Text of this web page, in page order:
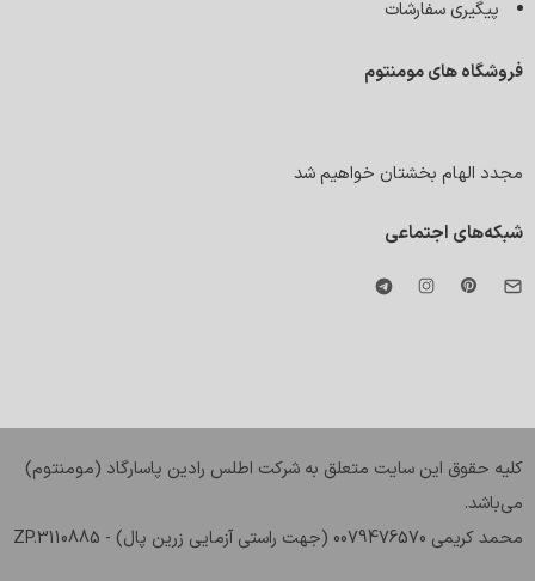
پیگیری سفارشات
فروشگاه های مومنتوم
مجدد الهام بخشتان خواهیم شد
شبکه‌های اجتماعی
کليه حقوق اين سايت متعلق به شرکت اطلس رادین پاسارگاد (مومنتوم)
می‌باشد.
محمد کریمی 0079476570 (جهت راستی آزمایی زرین پال) - ZP.3110885